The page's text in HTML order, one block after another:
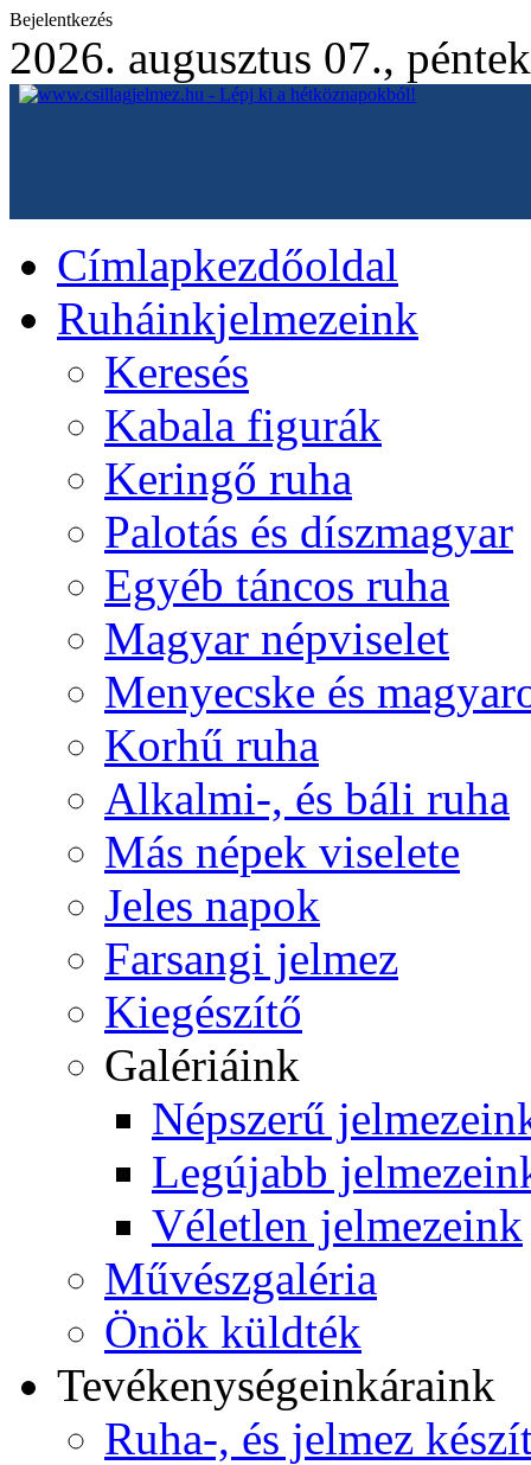
Bejelentkezés
2026. augusztus 07., péntek
Címlapkezdőoldal
Ruháinkjelmezeink
Keresés
Kabala figurák
Keringő ruha
Palotás és díszmagyar
Egyéb táncos ruha
Magyar népviselet
Menyecske és
Korhű ruha
Alkalmi-, és báli ruha
Más népek viselete
Jeles napok
Farsangi jelmez
Kiegészítő
Galériáink
Népszerű
Legújabb
Véletlen jelmezeink
Művészgaléria
Önök küldték
Tevékenységeinkáraink
Ruha-, és jelmez